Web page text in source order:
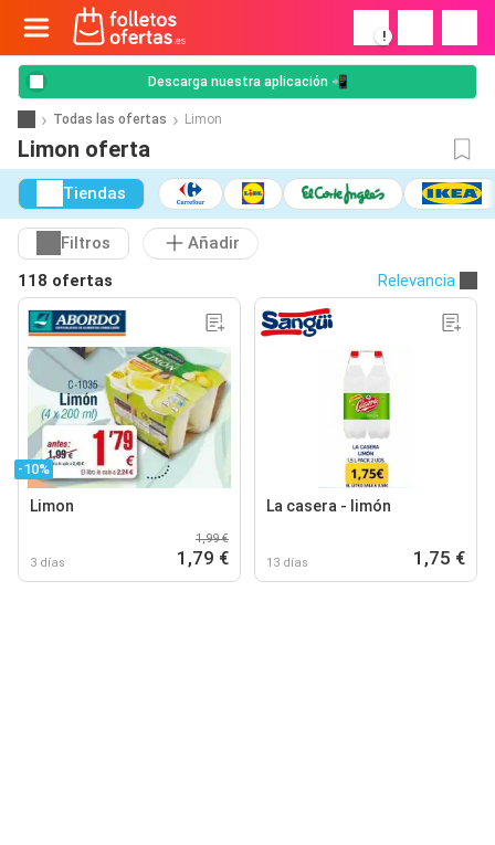
!
Descarga nuestra aplicación 📲
Todas las ofertas Limon
Limon oferta
Tiendas
Filtros
Añadir
118 ofertas
Relevancia
-10%
Limon
3 días
1,99 €
1,79 €
La casera - limón
13 días 1,75 €